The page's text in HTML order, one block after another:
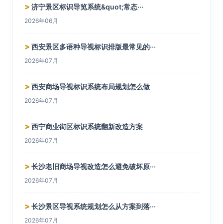
> 济宁景区标识导览系统&quot;常态···
2026年06月
> 西安景区多语种导视标识排版最常见的···
2026年07月
> 西安商场导视标识系统布局规划怎么做
2026年07月
> 西宁商业街区标识系统翻新改造方案
2026年07月
> 长沙老旧商场导视改造怎么避免破坏原···
2026年07月
> 长沙景区导视系统规划怎么从方案到落···
2026年07月